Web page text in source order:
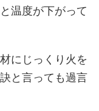
温度が下がって
にじっくり火を
と言っても過言